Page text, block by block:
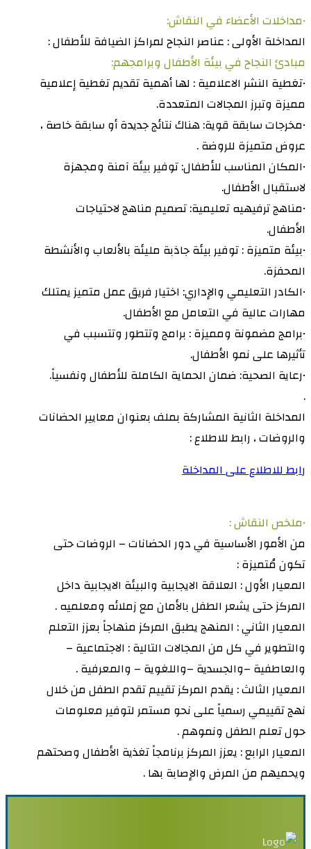
•مداخلات الأعضاء في النقاش:
المداخلة الأولى : عناصر النجاح لمراكز الضيافة للأطفال :
مبادئ النجاح في بيئة الأطفال وبرامجهم:
•تغطية النشر الاعلامية : لها أهمية تقديم تغطية إعلامية
مميزة وتبرز المجالات المتعددة.
•مخرجات سابقة قوية: هناك نتائج جديدة أو سابقة خاصة ،
عروض متميزة للروضة .
•المكان المناسب للأطفال: توفير بيئة آمنة ومجهزة
لاستقبال الأطفال.
•مناهج ترفيهيه تعليمية: تصميم مناهج لاحتياجات
الأطفال.
•بيئة متميزة : توفير بيئة جاذبة مليئة بالألعاب والأنشطة
المحفزة.
•الكادر التعليمي والإداري: اختيار فريق عمل متميز يمتلك
مهارات عالية في التعامل مع الأطفال.
•برامج مضمونة ومميزة : برامج وتتطور وتتسبب في
تأثيرها على نمو الأطفال.
•رعاية الصحية: ضمان الحماية الكاملة للأطفال ونفسياً.
.
المداخلة الثانية المشاركة بملف بعنوان معايير الحضانات
والروضات ، رابط للاطلاع :
رابط للاطلاع على المداخلة
•ملخص النقاش :
من الأمور الأساسية في دور الحضانات – الروضات حتى
تكون مُتميزة :
المعيار الأول : العلاقة الايجابية والبيئة الايجابية داخل
المركز حتى يشعر الطفل بالأمان مع زملائه ومعلميه .
المعيار الثاني : المنهج يطبق المركز منهاجاً بعزز التعلم
والتطوير في كل من المجالات التالية : الاجتماعية –
والعاطفية –والجسدية –واللغوية – والمعرفية .
المعيار الثالث : يقدم المركز تقييم تقدم الطفل من خلال
نهج تقييمي رسمياً على نحو مستمر لتوفير معلومات
حول تعلم الطفل ونموهم .
المعيار الرابع : يعزز المركز برنامجاً تغذية الأطفال وصحتهم
ويحميهم من المرض والإصابة بها .